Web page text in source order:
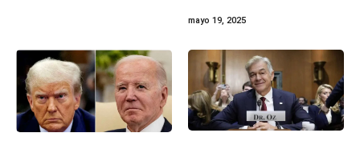
mayo 19, 2025